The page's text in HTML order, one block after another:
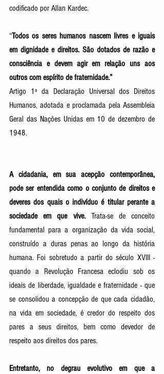
codificado por Allan Kardec.
“Todos os seres humanos nascem livres e iguais
em dignidade e direitos. São dotados de razão e
consciência e devem agir em relação uns aos
outros com espírito de fraternidade.”
Artigo 1º da Declaração Universal dos Direitos
Humanos, adotada e proclamada pela Assembleia
Geral das Nações Unidas em 10 de dezembro de
1948.
A cidadania, em sua acepção contemporânea,
pode ser entendida como o conjunto de direitos e
deveres dos quais o indivíduo é titular perante a
sociedade em que vive. Trata-se de conceito
fundamental para a organização da vida social,
construído a duras penas ao longo da história
humana. Foi sobretudo a partir do século XVIII -
quando a Revolução Francesa eclodiu sob os
ideais de liberdade, igualdade e fraternidade - que
se consolidou a concepção de que cada cidadão,
na vida em sociedade, é credor do respeito dos
pares a seus direitos, bem como devedor de
respeito aos direitos dos pares.
Entretanto, no degrau evolutivo em que a